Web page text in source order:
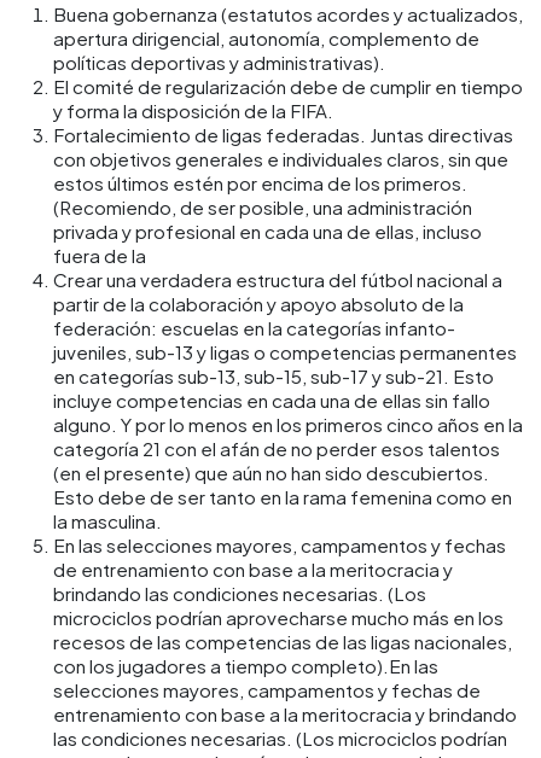
Buena gobernanza (estatutos acordes y actualizados,
apertura dirigencial, autonomía, complemento de
políticas deportivas y administrativas).
El comité de regularización debe de cumplir en tiempo
y forma la disposición de la FIFA.
Fortalecimiento de ligas federadas. Juntas directivas
con objetivos generales e individuales claros, sin que
estos últimos estén por encima de los primeros.
(Recomiendo, de ser posible, una administración
privada y profesional en cada una de ellas, incluso
fuera de la
Crear una verdadera estructura del fútbol nacional a
partir de la colaboración y apoyo absoluto de la
federación: escuelas en la categorías infanto-
juveniles, sub-13 y ligas o competencias permanentes
en categorías sub-13, sub-15, sub-17 y sub-21. Esto
incluye competencias en cada una de ellas sin fallo
alguno. Y por lo menos en los primeros cinco años en la
categoría 21 con el afán de no perder esos talentos
(en el presente) que aún no han sido descubiertos.
Esto debe de ser tanto en la rama femenina como en
la masculina.
En las selecciones mayores, campamentos y fechas
de entrenamiento con base a la meritocracia y
brindando las condiciones necesarias. (Los
microciclos podrían aprovecharse mucho más en los
recesos de las competencias de las ligas nacionales,
con los jugadores a tiempo completo). En las
selecciones mayores, campamentos y fechas de
entrenamiento con base a la meritocracia y brindando
las condiciones necesarias. (Los microciclos podrían